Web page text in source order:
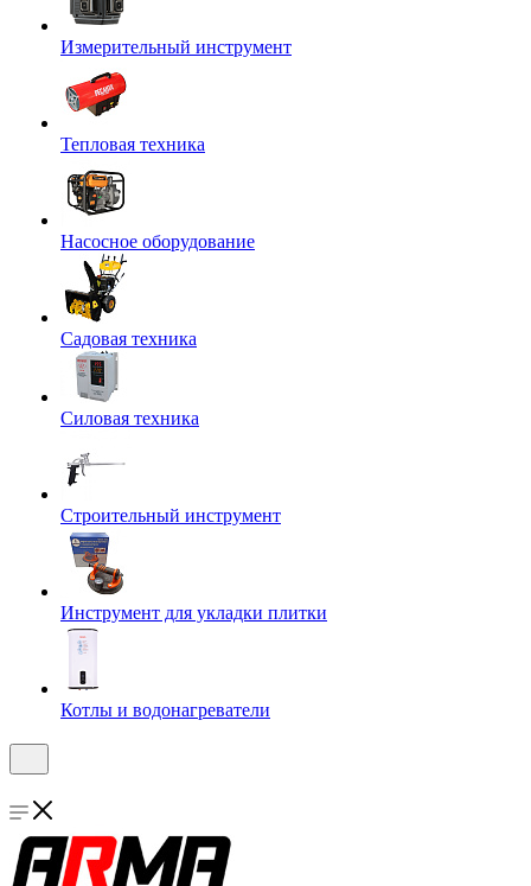
Измерительный инструмент
Тепловая техника
Насосное оборудование
Садовая техника
Силовая техника
Строительный инструмент
Инструмент для укладки плитки
Котлы и водонагреватели